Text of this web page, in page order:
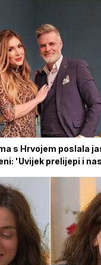
s Hrvojem poslala
'Uvijek prelijepi i